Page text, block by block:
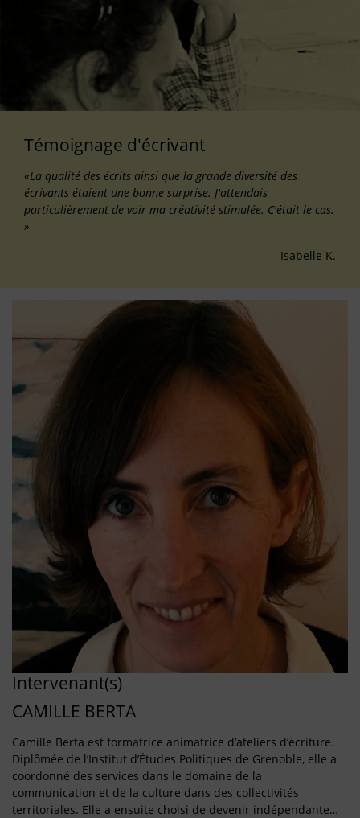
Témoignage d'écrivant
«La qualité des écrits ainsi que la grande diversité des
écrivants étaient une bonne surprise. J'attendais
particulièrement de voir ma créativité stimulée. C'était le cas.
»
Isabelle K.
Intervenant(s)
CAMILLE BERTA
Camille Berta est formatrice animatrice d’ateliers d’écriture.
Diplômée de l’Institut d’Études Politiques de Grenoble, elle a
coordonné des services dans le domaine de la
communication et de la culture dans des collectivités
territoriales. Elle a ensuite choisi de devenir indépendante…